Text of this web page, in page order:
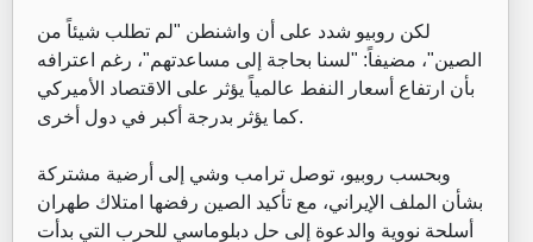
‏لكن روبيو شدد على أن واشنطن "لم تطلب شيئاً من
الصين"، مضيفاً: "لسنا بحاجة إلى مساعدتهم"، رغم اعترافه
بأن ارتفاع أسعار النفط عالمياً يؤثر على الاقتصاد الأميركي
كما يؤثر بدرجة أكبر في دول أخرى.
‏وبحسب روبيو، توصل ترامب وشي إلى أرضية مشتركة
بشأن الملف الإيراني، مع تأكيد الصين رفضها امتلاك طهران
أسلحة نووية والدعوة إلى حل دبلوماسي للحرب التي بدأت